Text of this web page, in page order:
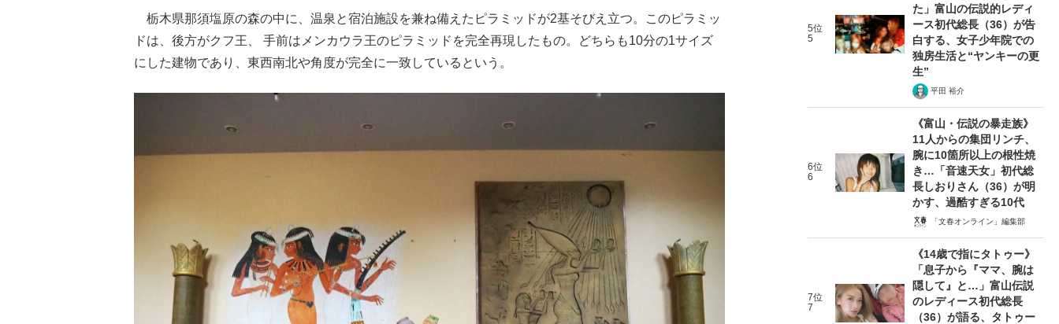
栃木県那須塩原の森の中に、温泉と宿泊施設を兼ね備えたピラミッドが2基そびえ立つ。このピラミッ
ドは、後方がクフ王、 手前はメンカウラ王のピラミッドを完全再現したもの。どちらも10分の1サイズ
にした建物であり、東西南北や角度が完全に一致しているという。
5位
5
た」富山の伝説的レディ
ース初代総長（36）が告
白する、女子少年院での
独房生活と“ヤンキーの更
生”
平田 裕介
6位
6
《富山・伝説の暴走族》
11人からの集団リンチ、
腕に10箇所以上の根性焼
き…「音速天女」初代総
長しおりさん（36）が明
かす、過酷すぎる10代
「文春オンライン」編集部
7位
7
《14歳で指にタトゥー》
「息子から『ママ、腕は
隠して』と…」富山伝説
のレディース初代総長
（36）が語る、タトゥー